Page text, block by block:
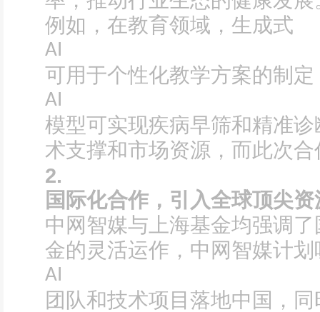
例如，在教育领域，生成式
AI
可用于个性化教学方案的制
AI
模型可实现疾病早筛和精准
术支撑和市场资源，而此次
2.
国际化合作，引入全球顶尖资
中网智媒与上海基金均强调
金的灵活运作，中网智媒计
AI
团队和技术项目落地中国，